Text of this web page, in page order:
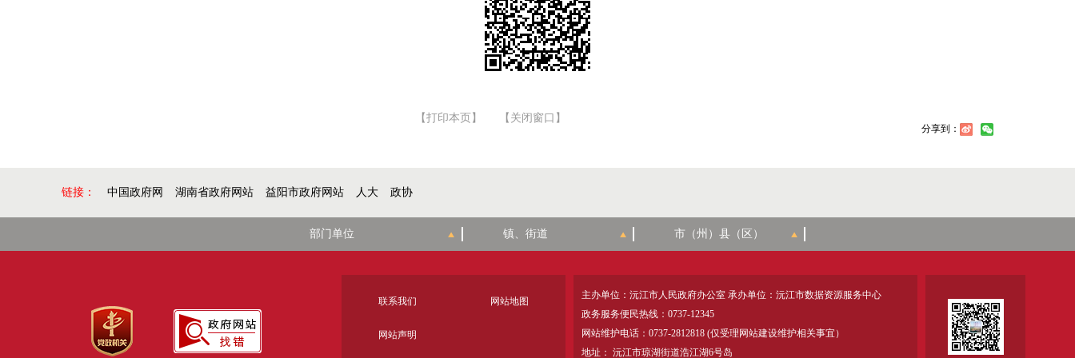
【打印本页】 【关闭窗口】
分享到：
链接： 中国政府网 湖南省政府网站 益阳市政府网站 人大 政协
主办单位：沅江市人民政府办公室 承办单位：沅江市数据资源服务中心
政务服务便民热线：0737-12345
网站维护电话：0737-2812818 (仅受理网站建设维护相关事宜）
地址： 沅江市琼湖街道浩江湖6号岛
联系我们 网站地图
网站声明